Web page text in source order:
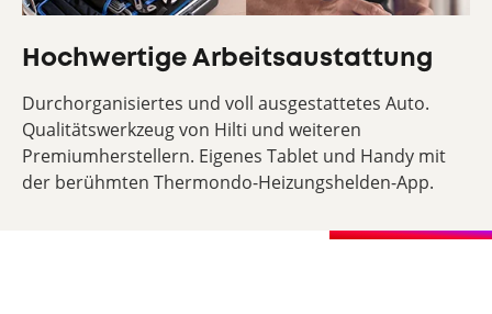
Hochwertige Arbeitsaustattung
Durchorganisiertes und voll ausgestattetes Auto.
Qualitätswerkzeug von Hilti und weiteren
Premiumherstellern. Eigenes Tablet und Handy mit
der berühmten Thermondo-Heizungshelden-App.